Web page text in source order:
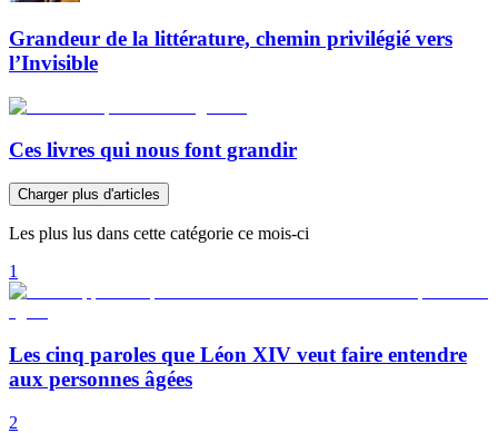
Grandeur de la littérature, chemin privilégié vers
l’Invisible
Ces livres qui nous font grandir
Charger plus d'articles
Les plus lus dans cette catégorie ce mois-ci
1
Les cinq paroles que Léon XIV veut faire entendre
aux personnes âgées
2